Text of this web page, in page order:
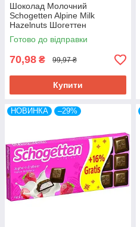
Шоколад Молочний
Schogetten Alpine Milk
Hazelnuts Шогеттен
Альпійське Молоко з
Фундуком 116,6 г Німеччина
Готово до відправки
70,98 ₴ 99,97 ₴
Купити
НОВИНКА –29%